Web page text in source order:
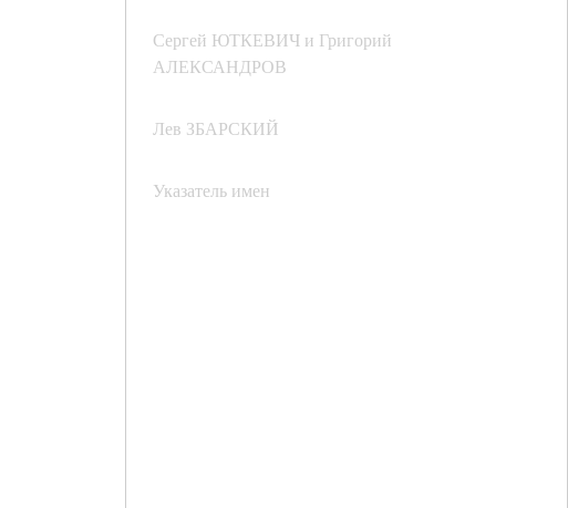
Сергей ЮТКЕВИЧ и Григорий
АЛЕКСАНДРОВ
Лев ЗБАРСКИЙ
Указатель имен